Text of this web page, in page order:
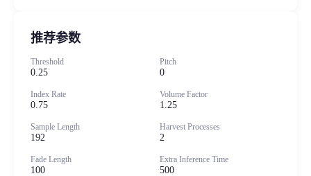
推荐参数
Threshold
0.25
Pitch
0
Index Rate
0.75
Volume Factor
1.25
Sample Length
192
Harvest Processes
2
Fade Length
100
Extra Inference Time
500